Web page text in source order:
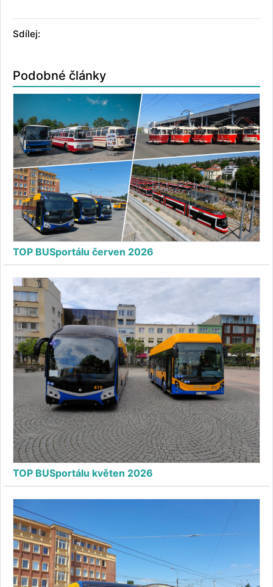
Sdílej:
Podobné články
TOP BUSportálu červen 2026
TOP BUSportálu květen 2026